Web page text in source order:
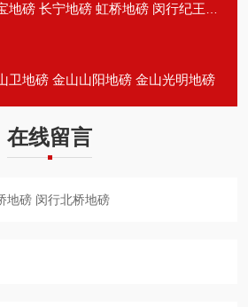
地磅 长宁地磅 虹桥地磅 闵行纪王地磅
卫地磅 金山山阳地磅 金山光明地磅
在线留言